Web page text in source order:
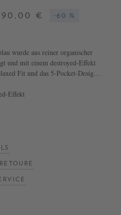
90,00 € -60 %
wurde aus reiner organischer
und mit einem destroyed-Effekt
Fit und das 5-Pocket-Design
Piece aus. Ein dezentes Logo-
Tasche vollendet das moderne
Effekt